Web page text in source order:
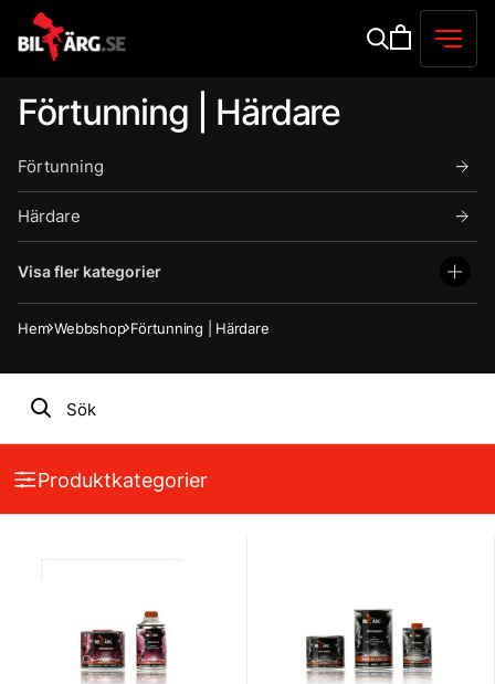
Förtunning | Härdare
Förtunning
Härdare
Visa fler kategorier
Hem Webbshop Förtunning | Härdare
Produktkategorier